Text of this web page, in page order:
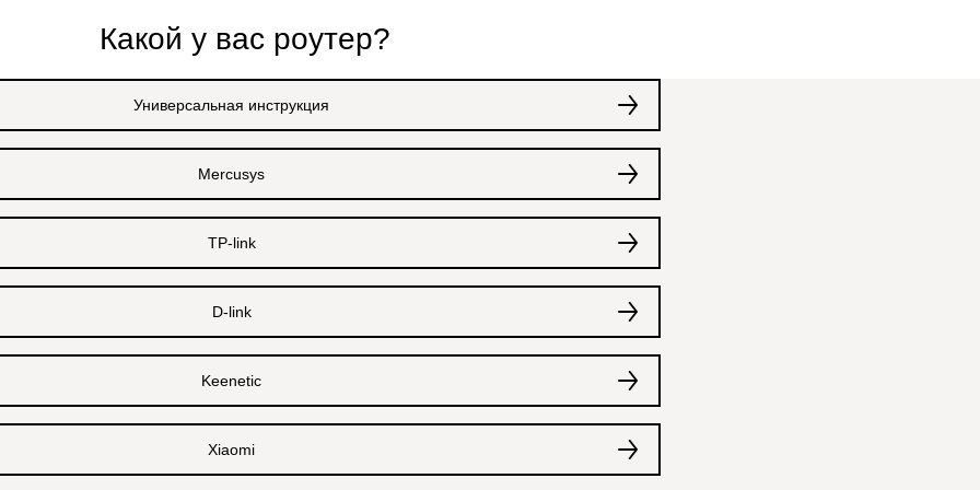
Какой у вас роутер?
Универсальная инструкция
Mercusys
TP-link
D-link
Keenetic
Xiaomi